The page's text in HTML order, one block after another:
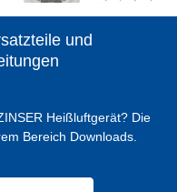
und
Heißluftgerät? Die
Bereich Downloads.